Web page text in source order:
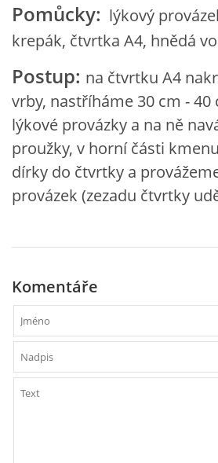
VZDĚLÁVACÍ BLOK ÚNOR
VZDĚLÁVACÍ BLOK BŘEZEN
VZDĚLÁVACÍ BLOK DUBEN
VÝTVARNÉ TECHNIKY
VÝTVARNÉ AKTIVITY - LÉTO
VÝTVARNÉ AKTIVITY - PODZIM
Pomůcky: lýkový
krepák, čtvrtka A4, hnědá
Postup: na čtvrtku A4
vrby, nastříháme 30 cm - 40
lýkové provázky a na ně
proužky, v horní části
dírky do čtvrtky a
provázek (zezadu čtvrtky
Komentáře